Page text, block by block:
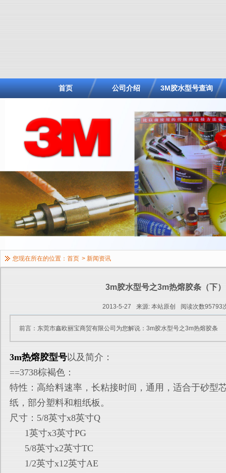
首页 公司介绍 3M胶水型号查询
您现在所在的位置： 首页 > 新闻资讯
3m胶水型号之3m热熔胶条（下）
2013-5-27 来源: 本站原创 阅读次数95793
前言：东莞市鑫欧丽宝商贸有限公司为您解说：3m胶水型号之3m热熔胶条
3m热熔胶型号以及简介：
==3738棕褐色：
特性：高给料速率，长粘接时间，通用，适合于砂型
纸，部分塑料和粗纸板。
尺寸：5/8英寸x8英寸Q
1英寸x3英寸PG
5/8英寸x2英寸TC
1/2英寸x12英寸AE